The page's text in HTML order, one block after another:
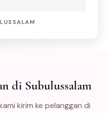
di Subulussalam
kirim ke pelanggan di